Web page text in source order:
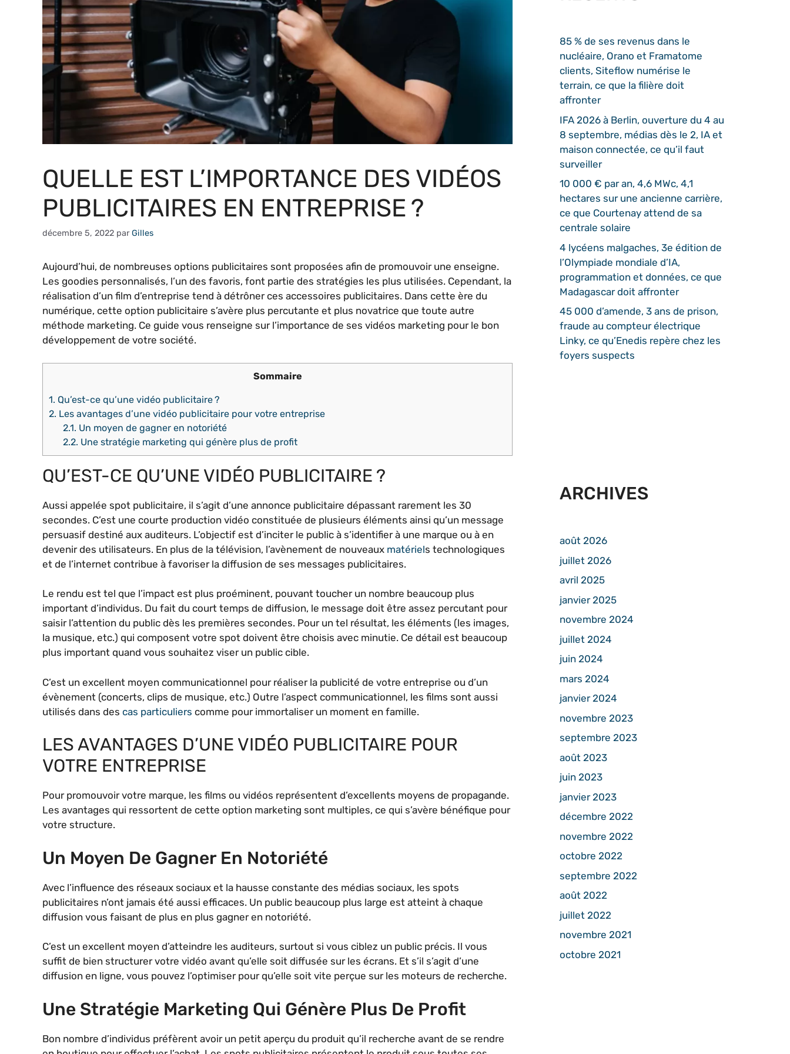
QUELLE EST L’IMPORTANCE DES VIDÉOS
PUBLICITAIRES EN ENTREPRISE ?
décembre 5, 2022 parGilles
Aujourd’hui, de nombreuses options publicitaires sont proposées afin de promouvoir une enseigne.
Les goodies personnalisés, l’un des favoris, font partie des stratégies les plus utilisées. Cependant, la
réalisation d’un film d’entreprise tend à détrôner ces accessoires publicitaires. Dans cette ère du
numérique, cette option publicitaire s’avère plus percutante et plus novatrice que toute autre
méthode marketing. Ce guide vous renseigne sur l’importance de ses vidéos marketing pour le bon
développement de votre société.
Sommaire
1. Qu’est-ce qu’une vidéo publicitaire ?
2. Les avantages d’une vidéo publicitaire pour votre entreprise
2.1. Un moyen de gagner en notoriété
2.2. Une stratégie marketing qui génère plus de profit
QU’EST-CE QU’UNE VIDÉO PUBLICITAIRE ?
Aussi appelée spot publicitaire, il s’agit d’une annonce publicitaire dépassant rarement les 30
secondes. C’est une courte production vidéo constituée de plusieurs éléments ainsi qu’un message
persuasif destiné aux auditeurs. L’objectif est d’inciter le public à s’identifier à une marque ou à en
devenir des utilisateurs. En plus de la télévision, l’avènement de nouveaux matériels technologiques
et de l’internet contribue à favoriser la diffusion de ses messages publicitaires.
Le rendu est tel que l’impact est plus proéminent, pouvant toucher un nombre beaucoup plus
important d’individus. Du fait du court temps de diffusion, le message doit être assez percutant pour
saisir l’attention du public dès les premières secondes. Pour un tel résultat, les éléments (les images,
la musique, etc.) qui composent votre spot doivent être choisis avec minutie. Ce détail est beaucoup
plus important quand vous souhaitez viser un public cible.
C’est un excellent moyen communicationnel pour réaliser la publicité de votre entreprise ou d’un
évènement (concerts, clips de musique, etc.) Outre l’aspect communicationnel, les films sont aussi
utilisés dans des cas particuliers comme pour immortaliser un moment en famille.
LES AVANTAGES D’UNE VIDÉO PUBLICITAIRE POUR
VOTRE ENTREPRISE
Pour promouvoir votre marque, les films ou vidéos représentent d’excellents moyens de propagande.
Les avantages qui ressortent de cette option marketing sont multiples, ce qui s’avère bénéfique pour
votre structure.
Un Moyen De Gagner En Notoriété
Avec l’influence des réseaux sociaux et la hausse constante des médias sociaux, les spots
publicitaires n’ont jamais été aussi efficaces. Un public beaucoup plus large est atteint à chaque
diffusion vous faisant de plus en plus gagner en notoriété.
C’est un excellent moyen d’atteindre les auditeurs, surtout si vous ciblez un public précis. Il vous
suffit de bien structurer votre vidéo avant qu’elle soit diffusée sur les écrans. Et s’il s’agit d’une
diffusion en ligne, vous pouvez l’optimiser pour qu’elle soit vite perçue sur les moteurs de recherche.
Une Stratégie Marketing Qui Génère Plus De Profit
Bon nombre d’individus préfèrent avoir un petit aperçu du produit qu’il recherche avant de se rendre
85 % de ses revenus dans le
nucléaire, Orano et Framatome
clients, Siteflow numérise le
terrain, ce que la filière doit
affronter
IFA 2026 à Berlin, ouverture du 4 au
8 septembre, médias dès le 2, IA et
maison connectée, ce qu’il faut
surveiller
10 000 € par an, 4,6 MWc, 4,1
hectares sur une ancienne carrière,
ce que Courtenay attend de sa
centrale solaire
4 lycéens malgaches, 3e édition de
l’Olympiade mondiale d’IA,
programmation et données, ce que
Madagascar doit affronter
45 000 d’amende, 3 ans de prison,
fraude au compteur électrique
Linky, ce qu’Enedis repère chez les
foyers suspects
ARCHIVES
août 2026
juillet 2026
avril 2025
janvier 2025
novembre 2024
juillet 2024
juin 2024
mars 2024
janvier 2024
novembre 2023
septembre 2023
août 2023
juin 2023
janvier 2023
décembre 2022
novembre 2022
octobre 2022
septembre 2022
août 2022
juillet 2022
novembre 2021
octobre 2021